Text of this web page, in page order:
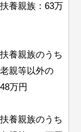
養親族：63万
養親族のうち
親等以外の
万円
養親族のうち